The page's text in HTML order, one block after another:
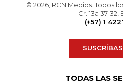
© 2026, RCN Medios. Todos
Cr. 13a 37-
(+57) 1
TODAS LAS